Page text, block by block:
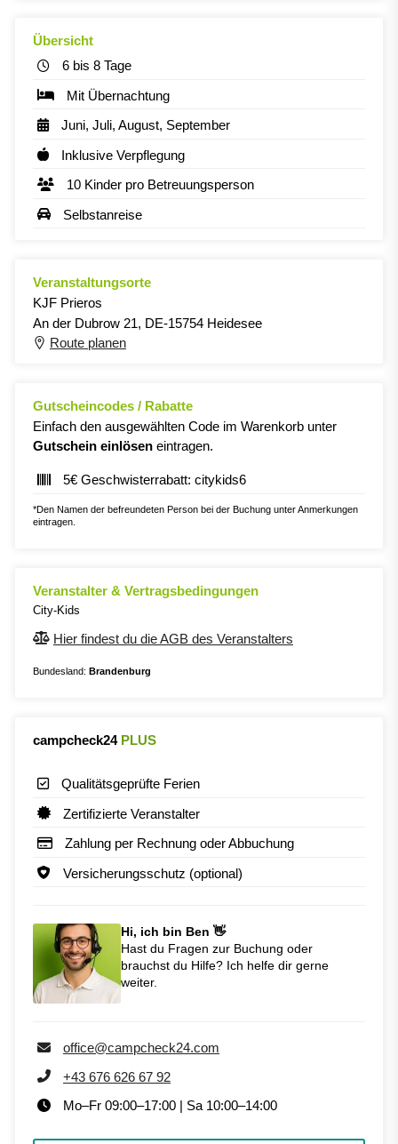
Übersicht
6 bis 8 Tage
Mit Übernachtung
Juni, Juli, August, September
Inklusive Verpflegung
10 Kinder pro Betreuungsperson
Selbstanreise
Veranstaltungsorte
KJF Prieros
An der Dubrow 21, DE-15754 Heidesee
Route planen
Gutscheincodes / Rabatte
Einfach den ausgewählten Code im Warenkorb unter
Gutschein einlösen eintragen.
5€ Geschwisterrabatt: citykids6
*Den Namen der befreundeten Person bei der Buchung unter Anmerkungen
eintragen.
Veranstalter & Vertragsbedingungen
City-Kids
Hier findest du die AGB des Veranstalters
Bundesland: Brandenburg
campcheck24 PLUS
Qualitätsgeprüfte Ferien
Zertifizierte Veranstalter
Zahlung per Rechnung oder Abbuchung
Versicherungsschutz (optional)
Hi, ich bin Ben 👋
Hast du Fragen zur Buchung oder
brauchst du Hilfe? Ich helfe dir gerne
weiter.
office@campcheck24.com
+43 676 626 67 92
Mo–Fr 09:00–17:00 | Sa 10:00–14:00